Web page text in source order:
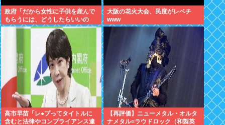
政府「だから女性に子供を産んで
もらうには、どうしたらいいの
よ;;」
大阪の花火大会、民度がレベチ
www
高市早苗「レ●プってタイトルに
含むと法律やコンプライアンス違
【再評価】ニューメタル・オルタ
ナメタル=ラウドロック（和製英